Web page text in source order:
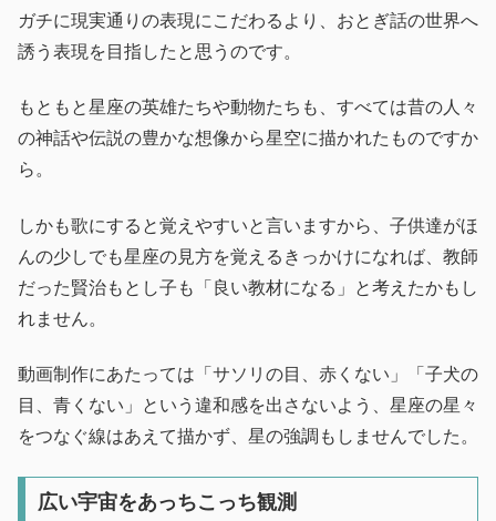
ガチに現実通りの表現にこだわるより、おとぎ話の世界へ
誘う表現を目指したと思うのです。
もともと星座の英雄たちや動物たちも、すべては昔の人々
の神話や伝説の豊かな想像から星空に描かれたものですか
ら。
しかも歌にすると覚えやすいと言いますから、子供達がほ
んの少しでも星座の見方を覚えるきっかけになれば、教師
だった賢治もとし子も「良い教材になる」と考えたかもし
れません。
動画制作にあたっては「サソリの目、赤くない」「子犬の
目、青くない」という違和感を出さないよう、星座の星々
をつなぐ線はあえて描かず、星の強調もしませんでした。
広い宇宙をあっちこっち観測